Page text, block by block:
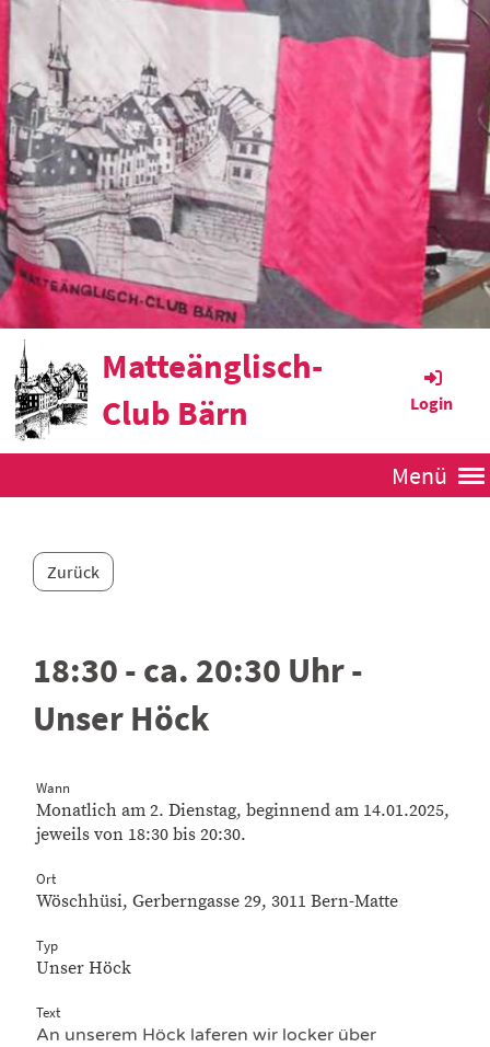
Matteänglisch-
Club Bärn
Login
Menü
Zurück
18:30 - ca. 20:30 Uhr -
Unser Höck
Wann
Monatlich am 2. Dienstag, beginnend am 14.01.2025,
jeweils von 18:30 bis 20:30.
Ort
Wöschhüsi, Gerberngasse 29, 3011 Bern-Matte
Typ
Unser Höck
Text
An unserem Höck laferen wir locker über